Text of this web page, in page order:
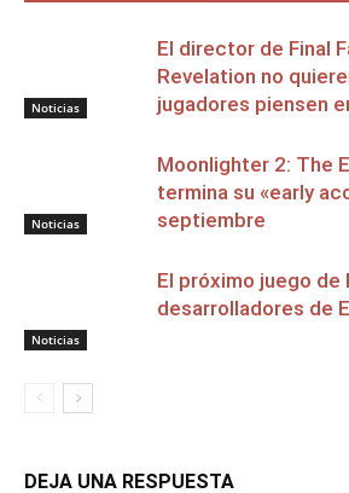
Noticias
El director de Final
Revelation no
jugadores piensen
Noticias
Moonlighter 2: The
termina su «early
septiembre
Noticias
El próximo juego de
desarrolladores de
DEJA UNA RESPUESTA